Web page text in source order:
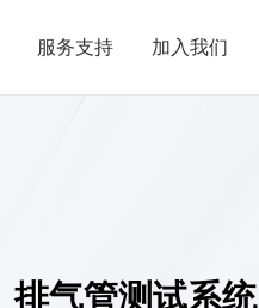
服务支持 加入我们
排气管测试系统